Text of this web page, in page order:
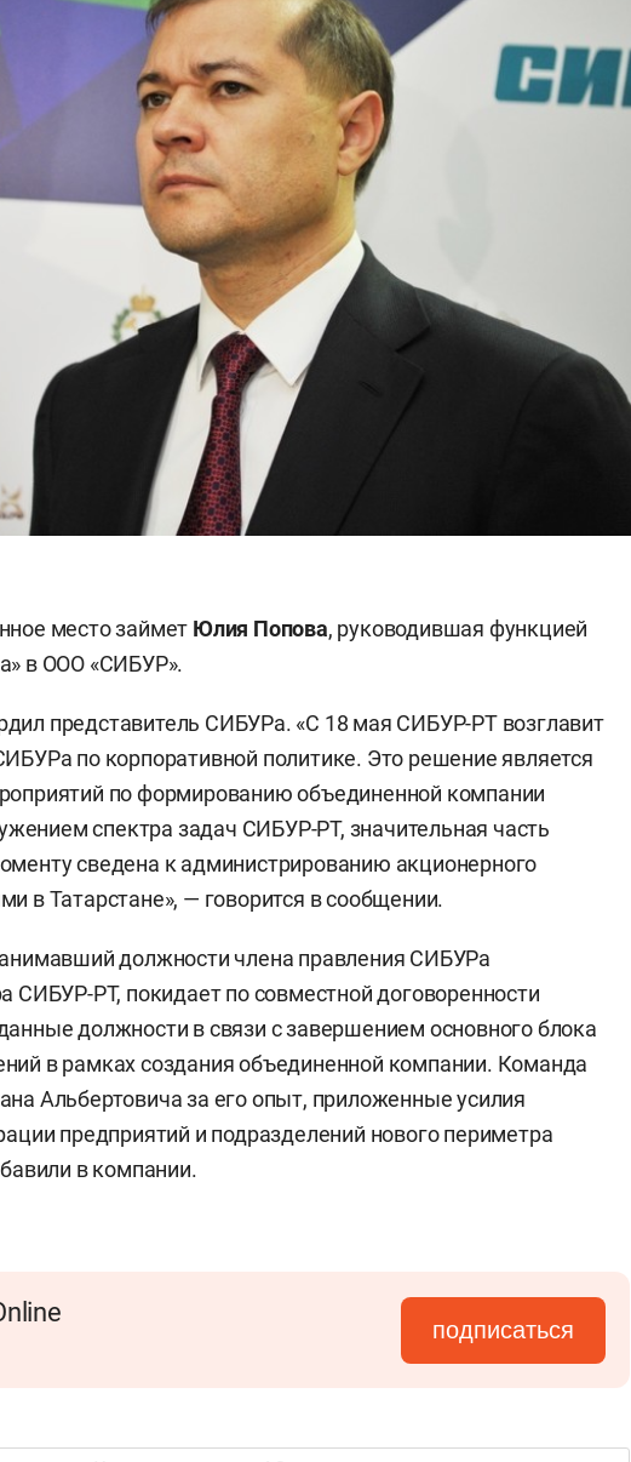
место займет Юлия Попова, руководившая функцией
в ООО «СИБУР».
представитель СИБУРа. «С 18 мая СИБУР-РТ возглавит
по корпоративной политике. Это решение является
по формированию объединенной компании
спектра задач СИБУР-РТ, значительная часть
сведена к администрированию акционерного
в Татарстане», — говорится в сообщении.
должности члена правления СИБУРа
СИБУР-РТ, покидает по совместной договоренности
должности в связи с завершением основного блока
в рамках создания объединенной компании. Команда
Альбертовича за его опыт, приложенные усилия
предприятий и подразделений нового периметра
в компании.
подписаться